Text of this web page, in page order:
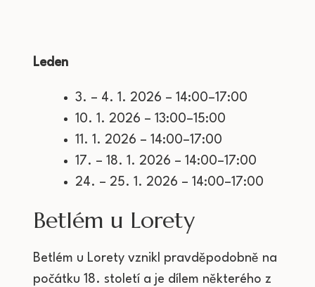
Leden
3. – 4. 1. 2026 – 14:00–17:00
10. 1. 2026 – 13:00–15:00
11. 1. 2026 – 14:00–17:00
17. – 18. 1. 2026 – 14:00–17:00
24. – 25. 1. 2026 – 14:00–17:00
Betlém u Lorety
Betlém u Lorety vznikl pravděpodobně na
počátku 18. století a je dílem některého z